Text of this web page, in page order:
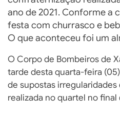
ano de 2021. Conforme a
festa com churrasco e
O que aconteceu foi um
O Corpo de Bombeiros de
tarde desta quarta-feira
de supostas
realizada no quartel no final